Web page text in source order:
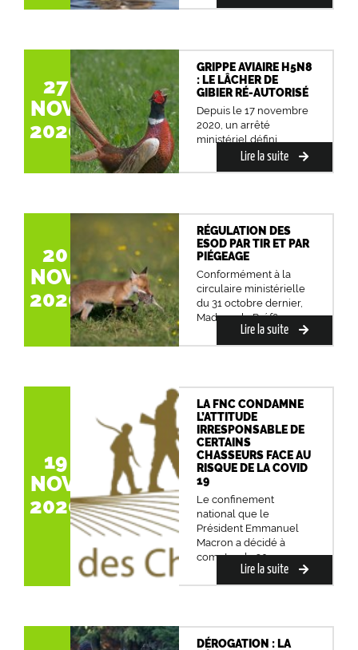
27
NOV.
2020
GRIPPE AVIAIRE H5N8
: LE LÂCHER DE
GIBIER RÉ-AUTORISÉ
Depuis le 17 novembre
2020, un arrêté
ministériel défini...
Lire la suite
20
NOV.
2020
RÉGULATION DES
ESOD PAR TIR ET PAR
PIÉGEAGE
Conformément à la
circulaire ministérielle
du 31 octobre dernier,
Madame la Préf&egr...
Lire la suite
19
NOV.
2020
LA FNC CONDAMNE
L’ATTITUDE
IRRESPONSABLE DE
CERTAINS
CHASSEURS FACE AU
RISQUE DE LA COVID
19
Le confinement
national que le
Président Emmanuel
Macron a décidé à
compter du 30 oc...
Lire la suite
DÉROGATION : LA